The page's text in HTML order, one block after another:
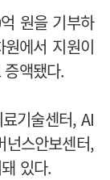
원을 기부하
에서 지원이
액됐다.
기술센터, AI
스안보센터,
있다.